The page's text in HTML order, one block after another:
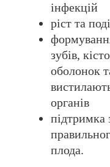
інфекцій
ріст та
зубів,
оболонок
органів
підтримка
плода.